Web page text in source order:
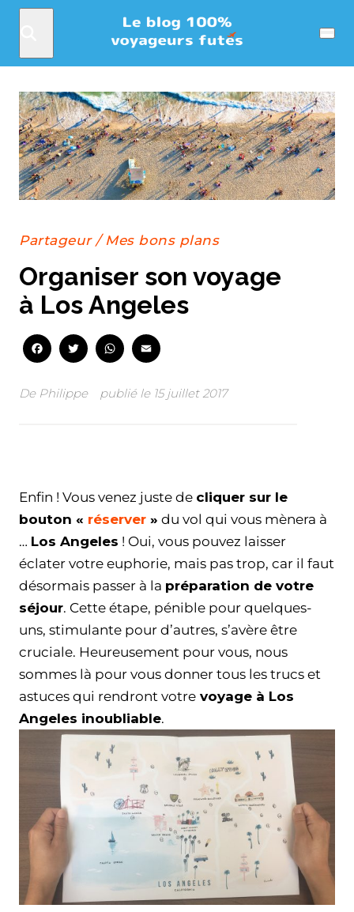
Menu
Partageur/ Mes bons plans
Organiser son voyage
à Los Angeles
FacebookTwitterWhatsApp
De Philippe publié le 15 juillet 2017
Enfin ! Vous venez juste de cliquer sur le
bouton « réserver » du vol qui vous mènera à
… Los Angeles ! Oui, vous pouvez laisser
éclater votre euphorie, mais pas trop, car il faut
désormais passer à la préparation de votre
séjour. Cette étape, pénible pour quelques-
uns, stimulante pour d’autres, s’avère être
cruciale. Heureusement pour vous, nous
sommes là pour vous donner tous les trucs et
astuces qui rendront votre voyage à Los
Angeles inoubliable.